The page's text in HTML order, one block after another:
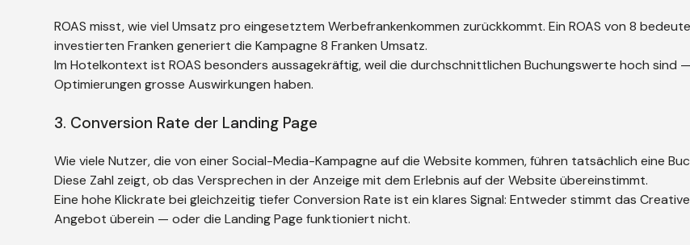
ROAS misst, wie viel Umsatz pro eingesetztem Werbefrankenkommen zurückkommt. Ein ROAS von 8
investierten Franken generiert die Kampagne 8 Franken Umsatz.
Im Hotelkontext ist ROAS besonders aussagekräftig, weil die durchschnittlichen Buchungswerte hoch sind
Optimierungen grosse Auswirkungen haben.
3. Conversion Rate der Landing Page
Wie viele Nutzer, die von einer Social-Media-Kampagne auf die Website kommen, führen tatsächlich eine
Diese Zahl zeigt, ob das Versprechen in der Anzeige mit dem Erlebnis auf der Website übereinstimmt.
Eine hohe Klickrate bei gleichzeitig tiefer Conversion Rate ist ein klares Signal: Entweder stimmt das
Angebot überein — oder die Landing Page funktioniert nicht.